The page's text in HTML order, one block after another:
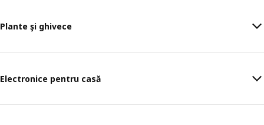
Plante şi ghivece
Electronice pentru casă